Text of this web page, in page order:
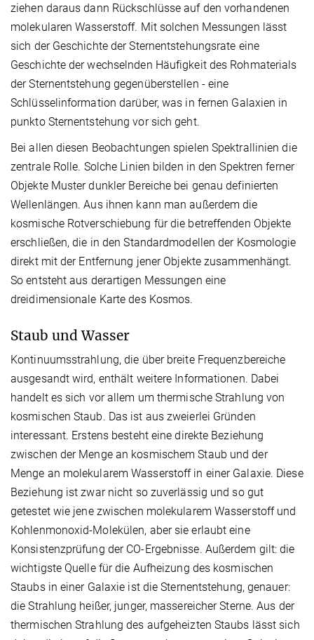
ziehen daraus dann Rückschlüsse auf den vorhandenen
molekularen Wasserstoff. Mit solchen Messungen lässt
sich der Geschichte der Sternentstehungsrate eine
Geschichte der wechselnden Häufigkeit des Rohmaterials
der Sternentstehung gegenüberstellen - eine
Schlüsselinformation darüber, was in fernen Galaxien in
punkto Sternentstehung vor sich geht.
Bei allen diesen Beobachtungen spielen Spektrallinien die
zentrale Rolle. Solche Linien bilden in den Spektren ferner
Objekte Muster dunkler Bereiche bei genau definierten
Wellenlängen. Aus ihnen kann man außerdem die
kosmische Rotverschiebung für die betreffenden Objekte
erschließen, die in den Standardmodellen der Kosmologie
direkt mit der Entfernung jener Objekte zusammenhängt.
So entsteht aus derartigen Messungen eine
dreidimensionale Karte des Kosmos.
Staub und Wasser
Kontinuumsstrahlung, die über breite Frequenzbereiche
ausgesandt wird, enthält weitere Informationen. Dabei
handelt es sich vor allem um thermische Strahlung von
kosmischen Staub. Das ist aus zweierlei Gründen
interessant. Erstens besteht eine direkte Beziehung
zwischen der Menge an kosmischem Staub und der
Menge an molekularem Wasserstoff in einer Galaxie. Diese
Beziehung ist zwar nicht so zuverlässig und so gut
getestet wie jene zwischen molekularem Wasserstoff und
Kohlenmonoxid-Molekülen, aber sie erlaubt eine
Konsistenzprüfung der CO-Ergebnisse. Außerdem gilt: die
wichtigste Quelle für die Aufheizung des kosmischen
Staubs in einer Galaxie ist die Sternentstehung, genauer:
die Strahlung heißer, junger, massereicher Sterne. Aus der
thermischen Strahlung des aufgeheizten Staubs lässt sich